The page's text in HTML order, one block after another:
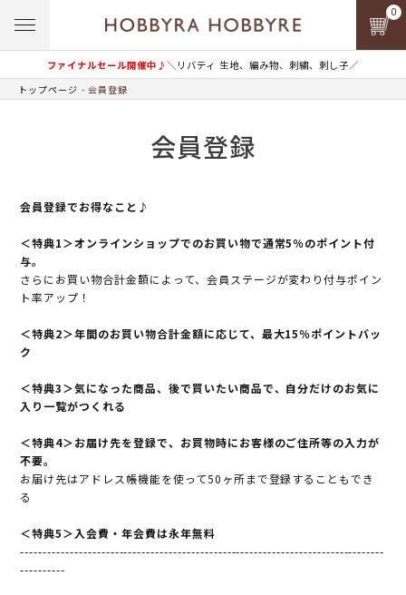
ファイナルセール開催中♪＼リバティ 生地、編み物、刺繍、刺し子／
0
トップページ 会員登録
会員登録
会員登録でお得なこと♪
＜特典1＞オンラインショップでのお買い物で通常5％のポイント付
与。
さらにお買い物合計金額によって、会員ステージが変わり付与ポイン
ト率アップ！
＜特典2＞年間のお買い物合計金額に応じて、最大15％ポイントバッ
ク
＜特典3＞気になった商品、後で買いたい商品で、自分だけのお気に
入り一覧がつくれる
＜特典4＞お届け先を登録で、お買物時にお客様のご住所等の入力が
不要。
お届け先はアドレス帳機能を使って50ヶ所まで登録することもでき
る
＜特典5＞入会費・年会費は永年無料
---------------------------------------------------------------------------------
----------